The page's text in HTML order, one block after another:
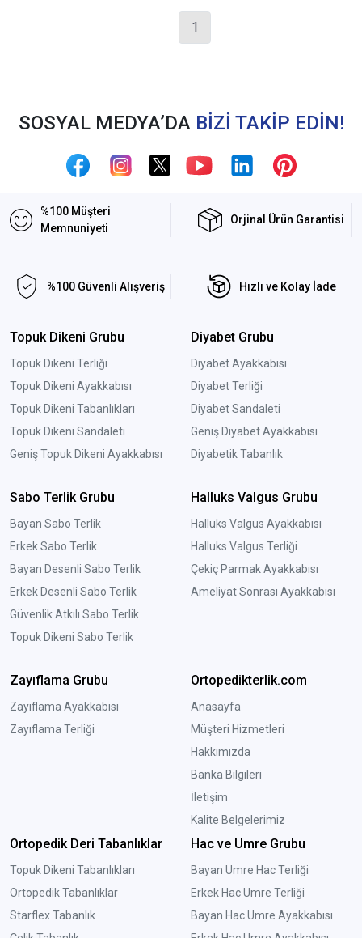
1
SOSYAL MEDYA’DA BİZİ TAKİP EDİN!
%100 Müşteri
Memnuniyeti
Orjinal Ürün Garantisi
%100 Güvenli Alışveriş Hızlı ve Kolay İade
Topuk Dikeni Grubu
Topuk Dikeni Terliği
Topuk Dikeni Ayakkabısı
Topuk Dikeni Tabanlıkları
Topuk Dikeni Sandaleti
Geniş Topuk Dikeni Ayakkabısı
Diyabet Grubu
Diyabet Ayakkabısı
Diyabet Terliği
Diyabet Sandaleti
Geniş Diyabet Ayakkabısı
Diyabetik Tabanlık
Sabo Terlik Grubu
Bayan Sabo Terlik
Erkek Sabo Terlik
Bayan Desenli Sabo Terlik
Erkek Desenli Sabo Terlik
Güvenlik Atkılı Sabo Terlik
Topuk Dikeni Sabo Terlik
Halluks Valgus Grubu
Halluks Valgus Ayakkabısı
Halluks Valgus Terliği
Çekiç Parmak Ayakkabısı
Ameliyat Sonrası Ayakkabısı
Zayıflama Grubu
Zayıflama Ayakkabısı
Zayıflama Terliği
Ortopedikterlik.com
Anasayfa
Müşteri Hizmetleri
Hakkımızda
Banka Bilgileri
İletişim
Kalite Belgelerimiz
Ortopedik Deri Tabanlıklar
Topuk Dikeni Tabanlıkları
Ortopedik Tabanlıklar
Starflex Tabanlık
Hac ve Umre Grubu
Bayan Umre Hac Terliği
Erkek Hac Umre Terliği
Bayan Hac Umre Ayakkabısı